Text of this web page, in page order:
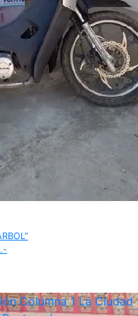
Columna 1 La Ciudad